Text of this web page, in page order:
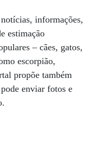
informações,
estimação
– cães, gatos,
escorpião,
propõe também
enviar fotos e